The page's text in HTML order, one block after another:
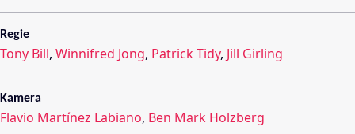
Regie
Tony Bill, Winnifred Jong, Patrick Tidy, Jill Girling
Kamera
Flavio Martínez Labiano, Ben Mark Holzberg